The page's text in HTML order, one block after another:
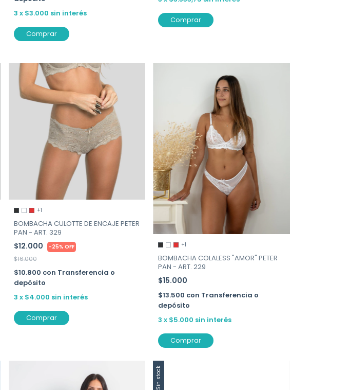
3 x $3.000 sin interés
Comprar
Comprar
+1
BOMBACHA CULOTTE DE ENCAJE PETER
PAN - ART. 329
$12.000 -25% OFF
$16.000
$10.800 con Transferencia o
depósito
3 x $4.000 sin interés
Comprar
+1
BOMBACHA COLALESS "AMOR" PETER
PAN - ART. 229
$15.000
$13.500 con Transferencia o
depósito
3 x $5.000 sin interés
Comprar
Sin stock